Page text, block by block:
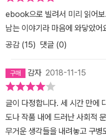
ebook으로 빌려서 미리 읽어보
남는 이야기라 마음에 와닿았
공감 (15) 댓글 (0)
감자 2018-11-15
글이 다정합니다. 세 시간 만에
도나 작품 내에 드러난 사회적
무거운 생각들을 내려놓고 구